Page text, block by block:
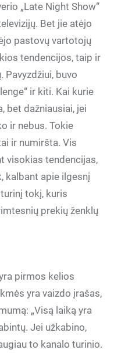
„Late Night Show“
Bet jie atėjo
pastovų vartotojų
tendencijos, taip ir
. Pavyzdžiui, buvo
ir kiti. Kai kurie
bet dažniausiai, jei
ir nebus. Tokie
ir numiršta. Vis
visokias tendencijas,
kalbant apie ilgesnį
tokį, kuris
prekių ženklų
pirmos kelios
yra vaizdo įrašas,
„Visą laiką yra
Jei užkabino,
to kanalo turinio.